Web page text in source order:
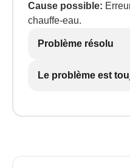
Cause possible:
chauffe-eau.
Problème résolu
Le problème est